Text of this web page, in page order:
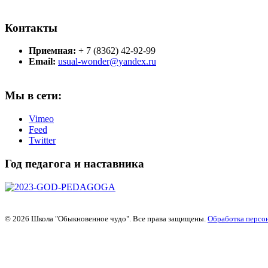
Контакты
Приемная: + 7 (8362) 42-92-99
Email: usual-wonder@yandex.ru
Мы в сети:
Vimeo
Feed
Twitter
Год педагога и наставника
© 2026 Школа "Обыкновенное чудо". Все права защищены. Обработка